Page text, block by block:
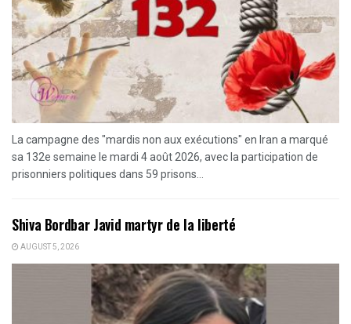
La campagne des "mardis non aux exécutions" en Iran a marqué
sa 132e semaine le mardi 4 août 2026, avec la participation de
prisonniers politiques dans 59 prisons...
Shiva Bordbar Javid martyr de la liberté
AUGUST 5, 2026